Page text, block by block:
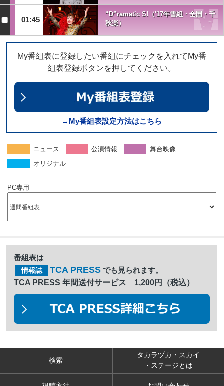
01:45
“D”ramatic S!（'17年雪組・全国・千
秋楽）
My番組表に登録したい番組にチェックを入れてMy番
組表登録ボタンを押してください。
→My番組表設定方法はこちら
ニュース 公演情報
舞台映像
オリジナル
PC専用
番組表は
情報誌 TCA PRESS でも見られます。
TCA PRESS 年間送付サービス 1,200円（税込）
検索
タカラヅカ・スカイ
・ステージとは